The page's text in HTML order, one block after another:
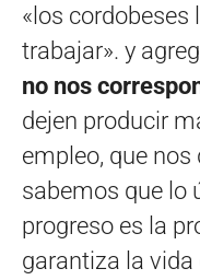
«los cordobeses
trabajar». y
no nos
dejen producir
empleo, que
sabemos que lo
progreso es la
garantiza la